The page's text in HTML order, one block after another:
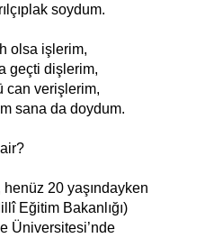
soydum.
olsa işlerim,
geçti dişlerim,
can verişlerim,
sana da doydum.
henüz 20 yaşındayken
Eğitim Bakanlığı)
Üniversitesi’nde